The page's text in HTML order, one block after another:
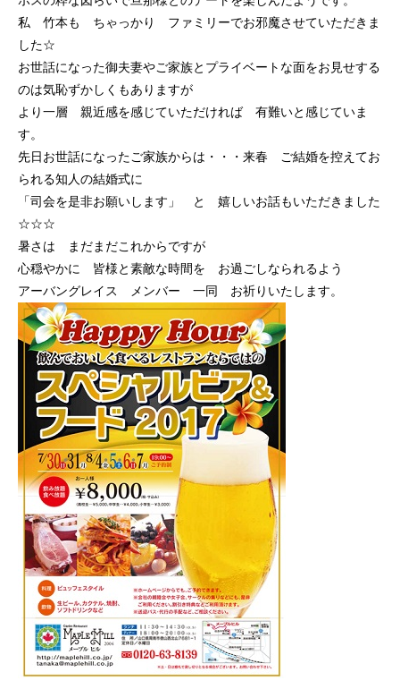
私 竹本も ちゃっかり ファミリーでお邪魔させていただきま
した☆
お世話になった御夫妻やご家族とプライベートな面をお見せする
のは気恥ずかしくもありますが
より一層 親近感を感じていただければ 有難いと感じていま
す。
先日お世話になったご家族からは・・・来春 ご結婚を控えてお
られる知人の結婚式に
「司会を是非お願いします」 と 嬉しいお話もいただきました
☆☆☆
暑さは まだまだこれからですが
心穏やかに 皆様と素敵な時間を お過ごしなられるよう
アーバングレイス メンバー 一同 お祈りいたします。